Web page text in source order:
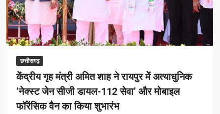
श्रद्धांजलि,
परिजनों
से
की
छत्तीसगढ़
केंद्रीय गृह मंत्री अमित शाह ने रायपुर में अत्याधुनिक
‘नेक्स्ट जेन सीजी डायल-112 सेवा’ और मोबाइल
फॉरेंसिक वैन का किया शुभारंभ